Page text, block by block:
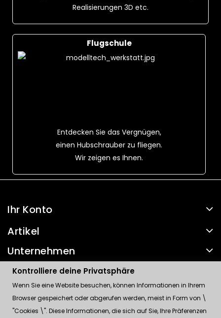
Realisierungen 3D etc.
Flugschule
Entdecken Sie das Vergnügen,
einen Hubschrauber zu fliegen.
Wir zeigen es Ihnen.
Ihr Konto
Artikel
Unternehmen
Kontakt
Kontrolliere deine Privatsphäre
Kontrolliere deine Privatsphäre
Wenn Sie eine Website besuchen, können Informationen in Ihrem
Browser gespeichert oder abgerufen werden, meist in Form von \
"Cookies \". Diese Informationen, die sich auf Sie, Ihre Präferenzen